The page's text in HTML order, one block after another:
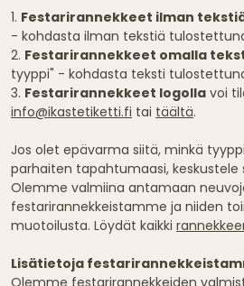
1. Festarirannekkeet ilman
- kohdasta ilman tekstiä
2. Festarirannekkeet omalla
tyyppi" - kohdasta teksti
3. Festarirannekkeet logolla voi
info@ikastetiketti.fi tai täältä.
Jos olet epävarma siitä, minkä
parhaiten tapahtumaasi, keskustele
Olemme valmiina antamaan
festarirannekkeistamme ja niiden
muotoilusta. Löydät kaikki
Lisätietoja
Olemme festarirannekkeiden